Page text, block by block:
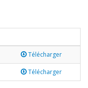
Télécharger
Télécharger